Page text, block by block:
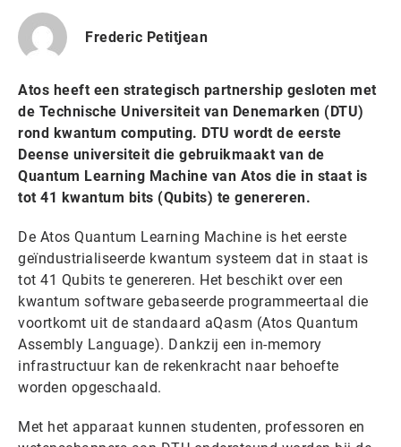
Frederic Petitjean
Atos heeft een strategisch partnership gesloten met
de Technische Universiteit van Denemarken (DTU)
rond kwantum computing. DTU wordt de eerste
Deense universiteit die gebruikmaakt van de
Quantum Learning Machine van Atos die in staat is
tot 41 kwantum bits (Qubits) te genereren.
De Atos Quantum Learning Machine is het eerste
geïndustrialiseerde kwantum systeem dat in staat is
tot 41 Qubits te genereren. Het beschikt over een
kwantum software gebaseerde programmeertaal die
voortkomt uit de standaard aQasm (Atos Quantum
Assembly Language). Dankzij een in-memory
infrastructuur kan de rekenkracht naar behoefte
worden opgeschaald.
Met het apparaat kunnen studenten, professoren en